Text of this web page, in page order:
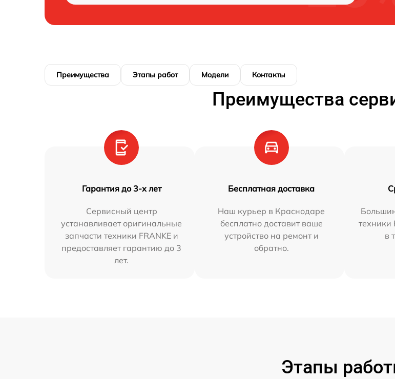
Преимущества Этапы работ Модели Контакты
Преимущества
Гарантия до 3-х лет
Сервисный центр
устанавливает оригинальные
запчасти техники FRANKE и
предоставляет гарантию до 3
лет.
Бесплатная доставка
Наш курьер в Краснодаре
бесплатно доставит ваше
устройство на ремонт и
обратно.
техники
в
Этапы